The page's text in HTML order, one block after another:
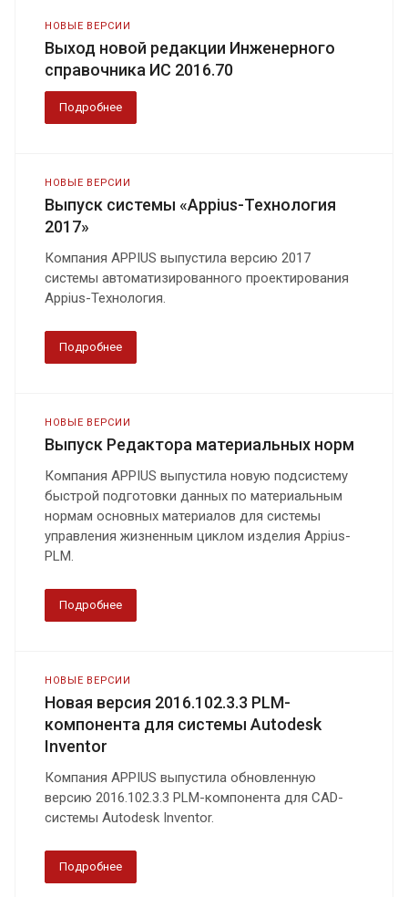
НОВЫЕ ВЕРСИИ
Выход новой редакции Инженерного
справочника ИС 2016.70
Подробнее
НОВЫЕ ВЕРСИИ
Выпуск системы «Appius-Технология
2017»
Компания APPIUS выпустила версию 2017
системы автоматизированного проектирования
Appius-Технология.
Подробнее
НОВЫЕ ВЕРСИИ
Выпуск Редактора материальных норм
Компания APPIUS выпустила новую подсистему
быстрой подготовки данных по материальным
нормам основных материалов для системы
управления жизненным циклом изделия Appius-
PLM.
Подробнее
НОВЫЕ ВЕРСИИ
Новая версия 2016.102.3.3 PLM-
компонента для системы Autodesk
Inventor
Компания APPIUS выпустила обновленную
версию 2016.102.3.3 PLM-компонента для CAD-
системы Autodesk Inventor.
Подробнее